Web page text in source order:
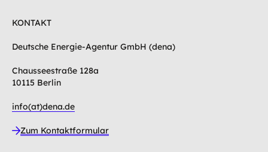
KONTAKT
Deutsche Energie-Agentur GmbH (dena)
Chausseestraße 128a
10115 Berlin
info(at)dena.de
Zum Kontaktformular